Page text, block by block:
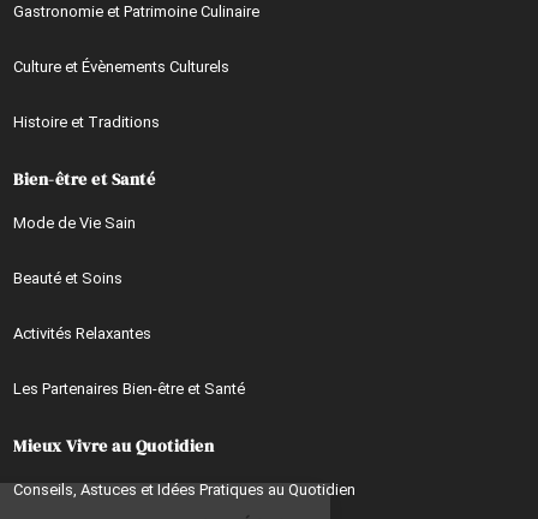
Continuer sans accepter
Gastronomie et Patrimoine Culinaire
Culture et Évènements Culturels
Histoire et Traditions
Bien-être et Santé
Mode de Vie Sain
Beauté et Soins
Activités Relaxantes
Les Partenaires Bien-être et Santé
Mieux Vivre au Quotidien
Conseils, Astuces et Idées Pratiques au Quotidien